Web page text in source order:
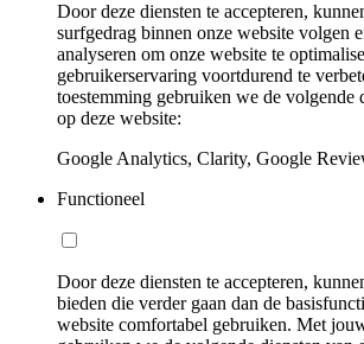
Door deze diensten te accepteren,
surfgedrag binnen onze website volgen
analyseren om onze website te
gebruikerservaring voortdurend te
toestemming gebruiken we de volgende
op deze website:
Google Analytics, Clarity, Google
Functioneel
Door deze diensten te accepteren,
bieden die verder gaan dan de
website comfortabel gebruiken. Met